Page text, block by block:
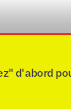
d'abord